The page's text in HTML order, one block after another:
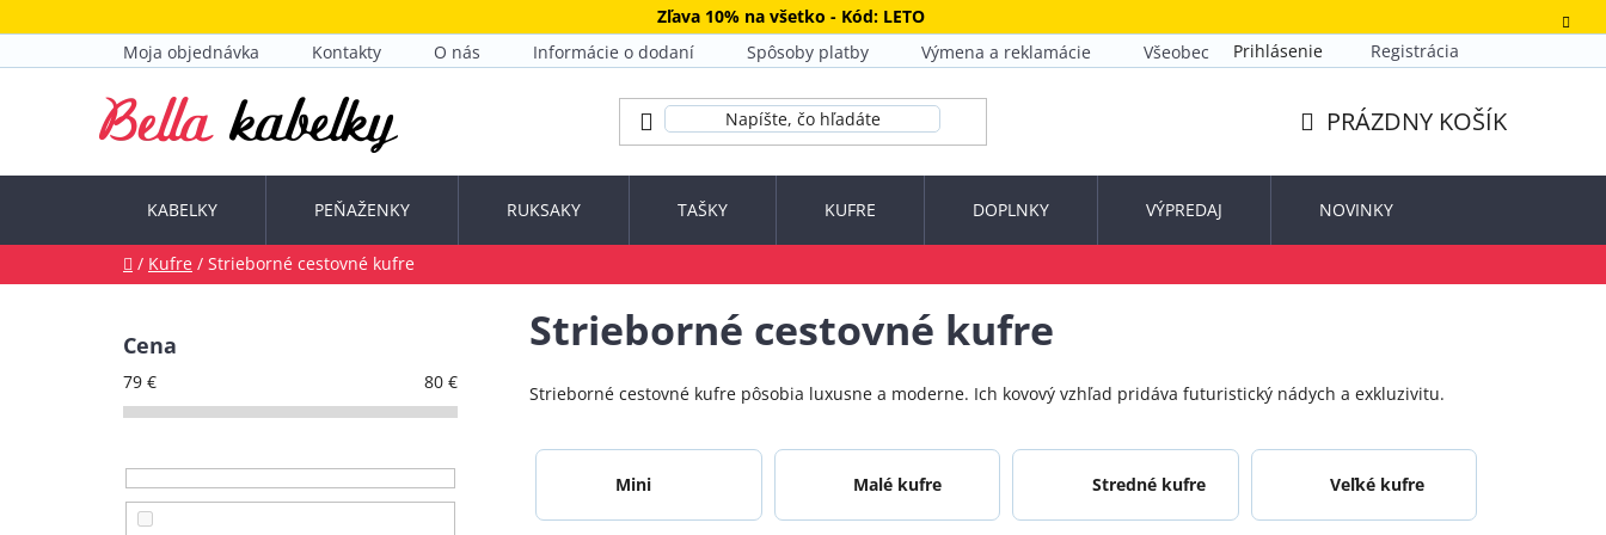
na
Zľava 10% na všetko - Kód: LETO
Moja objednávka
Kontakty O nás Informácie o dodaní Spôsoby platby Výmena a reklamácie Všeobecné obchodné podmienky
Prihlásenie Registrácia
KOŠÍK
PRÁZDNY KOŠÍK
KABELKY PEŇAŽENKY RUKSAKY TAŠKY KUFRE DOPLNKY VÝPREDAJ NOVINKY
Domov
/ Kufre / Strieborné cestovné kufre
B
Cena
79 € 80 €
Strieborné cestovné kufre
Strieborné cestovné kufre pôsobia luxusne a moderne. Ich kovový vzhľad pridáva futuristický nádych a exkluzivitu.
Mini Malé kufre Stredné kufre Veľké kufre